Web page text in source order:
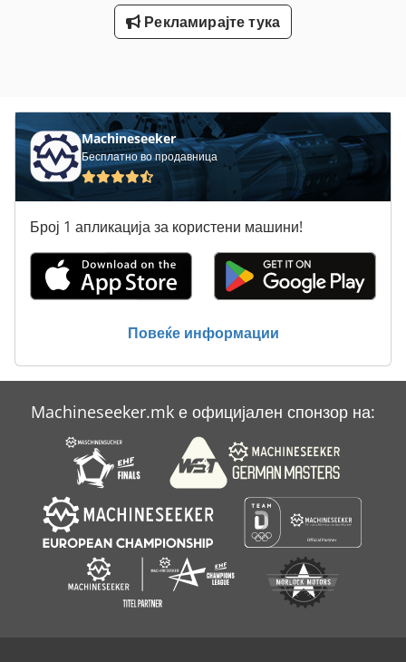
Рекламирајте тука
Machineseeker
Бесплатно во продавница
Број 1 апликација за користени машини!
Повеќе информации
Machineseeker.mk е официјален спонзор на: